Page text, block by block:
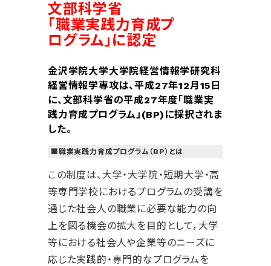
文部科学省
「職業実践力育成プ
ログラム」に認定
金沢学院大学大学院経営情報学研究科
経営情報学専攻は、平成27年12月15日
に、文部科学省の平成27年度「職業実
践力育成プログラム」(BP)に採択されま
した。
■職業実践力育成プログラム（BP）とは
この制度は、大学・大学院・短期大学・高
等専門学校におけるプログラムの受講を
通じた社会人の職業に必要な能力の向
上を図る機会の拡大を目的として，大学
等における社会人や企業等のニーズに
応じた実践的・専門的なプログラムを